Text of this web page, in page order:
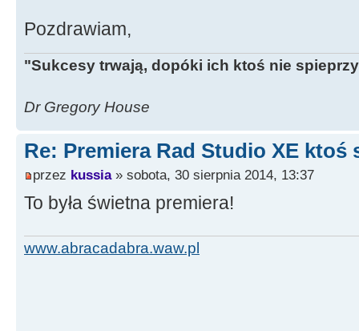
Pozdrawiam,
"Sukcesy trwają, dopóki ich ktoś nie
Dr Gregory House
Re: Premiera Rad Studio XE ktoś
przez kussia» sobota, 30 sierpnia 2014, 13:37
To była świetna premiera!
www.abracadabra.waw.pl